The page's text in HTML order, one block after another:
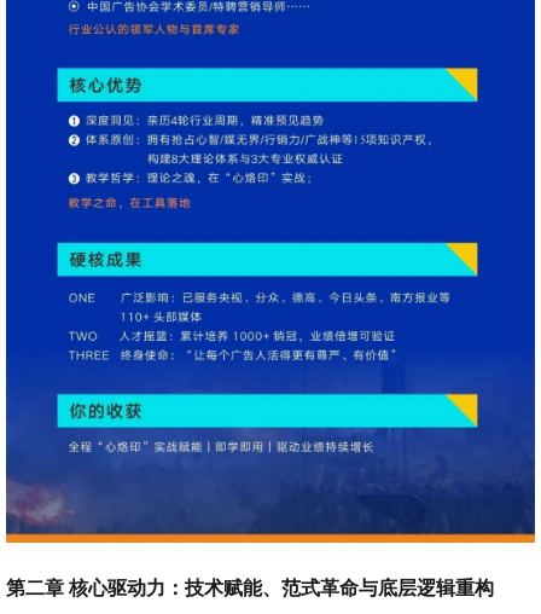
第二章 核心驱动力：技术赋能、范式革命与底层逻辑重构